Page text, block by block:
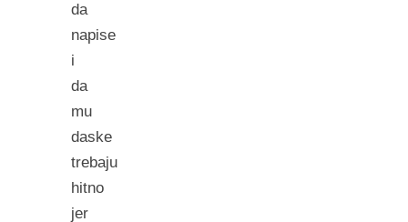
da
napise
i
da
mu
daske
trebaju
hitno
jer